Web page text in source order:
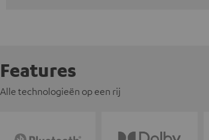
Features
Alle technologieën op een rij